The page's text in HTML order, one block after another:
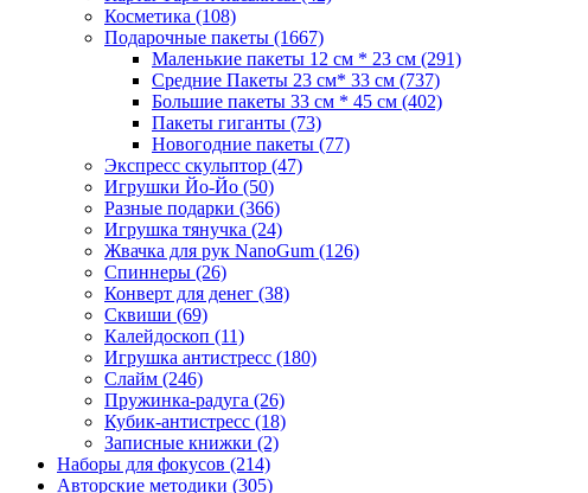
Косметика (108)
Подарочные пакеты (1667)
Маленькие пакеты 12 см * 23 см (291)
Средние Пакеты 23 см* 33 см (737)
Большие пакеты 33 см * 45 см (402)
Пакеты гиганты (73)
Новогодние пакеты (77)
Экспресс скульптор (47)
Игрушки Йо-Йо (50)
Разные подарки (366)
Игрушка тянучка (24)
Жвачка для рук NanoGum (126)
Спиннеры (26)
Конверт для денег (38)
Сквиши (69)
Калейдоскоп (11)
Игрушка антистресс (180)
Слайм (246)
Пружинка-радуга (26)
Кубик-антистресс (18)
Записные книжки (2)
Наборы для фокусов (214)
Авторские методики (305)